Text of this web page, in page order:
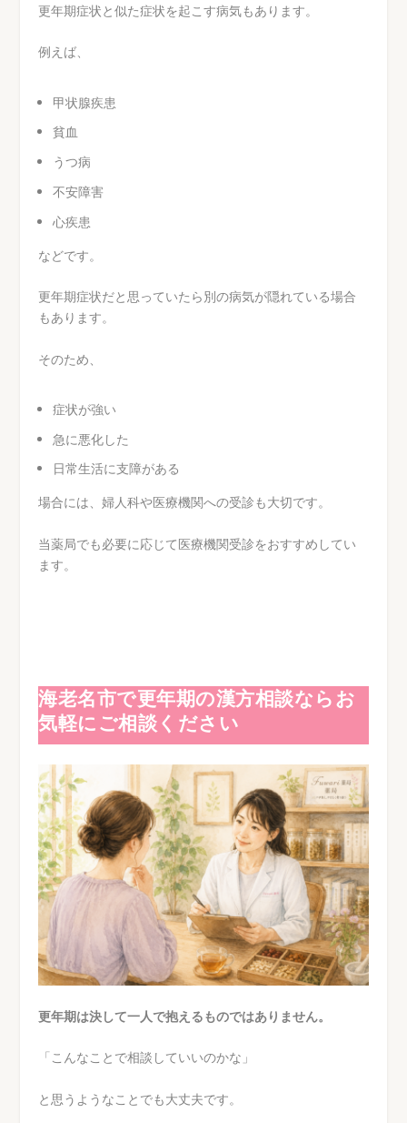
更年期症状と似た症状を起こす病気もあります。
例えば、
甲状腺疾患
貧血
うつ病
不安障害
心疾患
などです。
更年期症状だと思っていたら別の病気が隠れている場合
もあります。
そのため、
症状が強い
急に悪化した
日常生活に支障がある
場合には、婦人科や医療機関への受診も大切です。
当薬局でも必要に応じて医療機関受診をおすすめしてい
ます。
海老名市で更年期の漢方相談ならお
気軽にご相談ください
更年期は決して一人で抱えるものではありません。
「こんなことで相談していいのかな」
と思うようなことでも大丈夫です。